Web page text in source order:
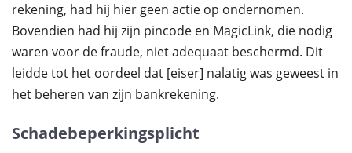
rekening, had hij hier geen actie op ondernomen.
Bovendien had hij zijn pincode en MagicLink, die nodig
waren voor de fraude, niet adequaat beschermd. Dit
leidde tot het oordeel dat [eiser] nalatig was geweest in
het beheren van zijn bankrekening.
Schadebeperkingsplicht